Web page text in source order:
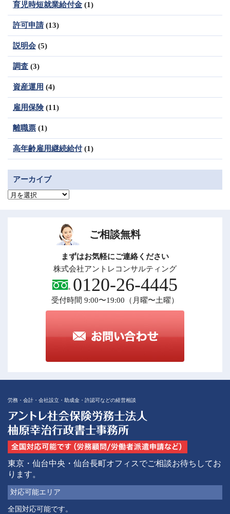
育児時短就業給付金 (1)
許可申請 (13)
説明会 (5)
調査 (3)
資産運用 (4)
雇用保険(11)
離職票 (1)
高年齢雇用継続給付(1)
アーカイブ
ア
ご相談無料
まずはお気軽にご連絡ください
株式会社アントレコンサルティング
0120-26-4445
受付時間 9:00〜19:00（月曜〜土曜）
労務・会計・会社設立・助成金・許認可などの経営相談
東京・仙台中央・仙台長町オフィスでご相談お待ちしてお
ります。
対応可能エリア
全国対応可能です。